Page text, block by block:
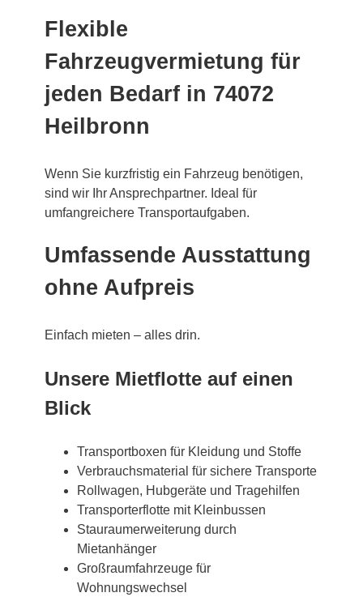
Flexible
Fahrzeugvermietung für
jeden Bedarf in 74072
Heilbronn
Wenn Sie kurzfristig ein Fahrzeug benötigen,
sind wir Ihr Ansprechpartner. Ideal für
umfangreichere Transportaufgaben.
Umfassende Ausstattung
ohne Aufpreis
Einfach mieten – alles drin.
Unsere Mietflotte auf einen
Blick
Transportboxen für Kleidung und Stoffe
Verbrauchsmaterial für sichere Transporte
Rollwagen, Hubgeräte und Tragehilfen
Transporterflotte mit Kleinbussen
Stauraumerweiterung durch
Mietanhänger
Großraumfahrzeuge für
Wohnungswechsel